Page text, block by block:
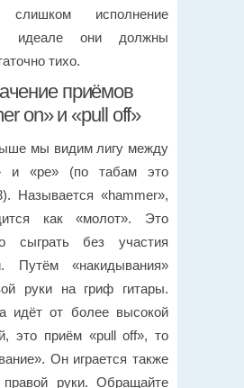
слишком исполнение
идеале они должны
тихо.
приёмов
on» и «pull off»
мы видим лигу между
и «ре» (по табам это
Называется «hammer»,
как «молот». Это
сыграть без участия
Путём «накидывания»
руки на гриф гитары.
идёт от более высокой
это приём «pull off», то
Он играется также
правой руки. Обращайте